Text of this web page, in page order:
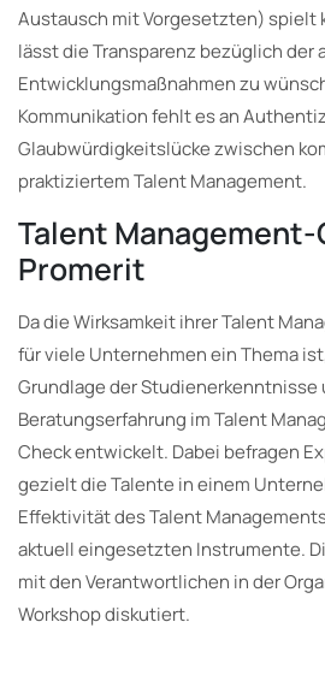
Austausch mit Vorgesetzten) spielt
lässt die Transparenz bezüglich der
Entwicklungsmaßnahmen zu
Kommunikation fehlt es an
Glaubwürdigkeitslücke zwischen
praktiziertem Talent Management.
Talent Management-
Promerit
Da die Wirksamkeit ihrer Talent
für viele Unternehmen ein Thema
Grundlage der Studienerkenntnisse
Beratungserfahrung im Talent
Check entwickelt. Dabei befragen
gezielt die Talente in einem
Effektivität des Talent
aktuell eingesetzten Instrumente.
mit den Verantwortlichen in der
Workshop diskutiert.